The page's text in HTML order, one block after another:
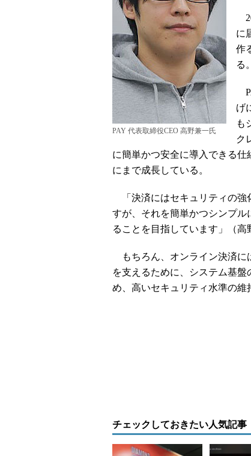
PAY 代表取締役CEO 高野兼一氏
に
作
る。
げ
も
ク
に簡単かつ安全に導入できる仕
にまで成長している。
「決済にはセキュリティの強
すが、それを簡単かつシンプ
ることを目指しています」（高
もちろん、オンライン決済に
を支えるために、システム基
め、高いセキュリティ水準の維
チェックしておきたい人気記事